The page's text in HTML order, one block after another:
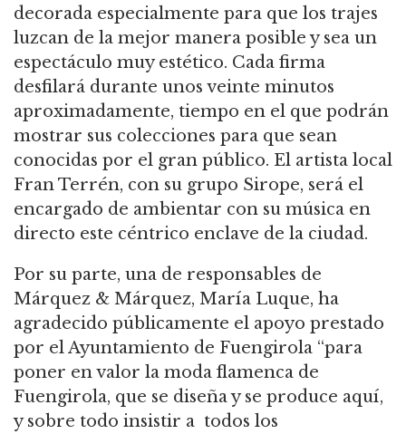
decorada especialmente para que los trajes
luzcan de la mejor manera posible y sea un
espectáculo muy estético. Cada firma
desfilará durante unos veinte minutos
aproximadamente, tiempo en el que podrán
mostrar sus colecciones para que sean
conocidas por el gran público. El artista local
Fran Terrén, con su grupo Sirope, será el
encargado de ambientar con su música en
directo este céntrico enclave de la ciudad.
Por su parte, una de responsables de
Márquez & Márquez, María Luque, ha
agradecido públicamente el apoyo prestado
por el Ayuntamiento de Fuengirola “para
poner en valor la moda flamenca de
Fuengirola, que se diseña y se produce aquí,
y sobre todo insistir a todos los